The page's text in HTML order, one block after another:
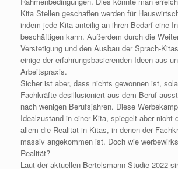
Kita Stellen geschaffen werden für
indem jede Kita anteilig an ihren Bedarf eine
beschäftigen kann. Außerdem durch die
Verstetigung und den Ausbau der Sprach-
einige der erfahrungsbasierenden Ideen aus
Arbeitspraxis.
Sicher ist aber, dass nichts gewonnen ist,
Fachkräfte desillusioniert aus dem Beruf
nach wenigen Berufsjahren. Diese
Idealzustand in einer Kita, spiegelt aber nicht
allem die Realität in Kitas, in denen der
massiv angekommen ist. Doch wie
Realität?
Laut der aktuellen Bertelsmann Studie 2022